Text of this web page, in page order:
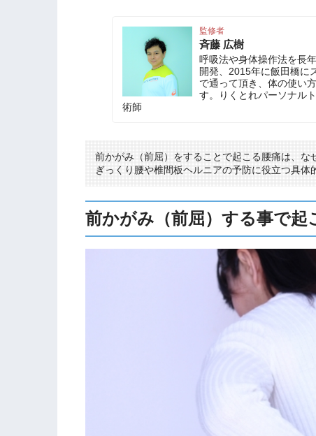
監修者
斉藤 広樹
呼吸法や身体操作法を長
開発、2015年に飯田橋に
で通って頂き、体の使い
す。りくとれパーソナル
術師
前かがみ（前屈）をすることで起こる腰痛は、な
ぎっくり腰や椎間板ヘルニアの予防に役立つ具体
前かがみ（前屈）する事で起